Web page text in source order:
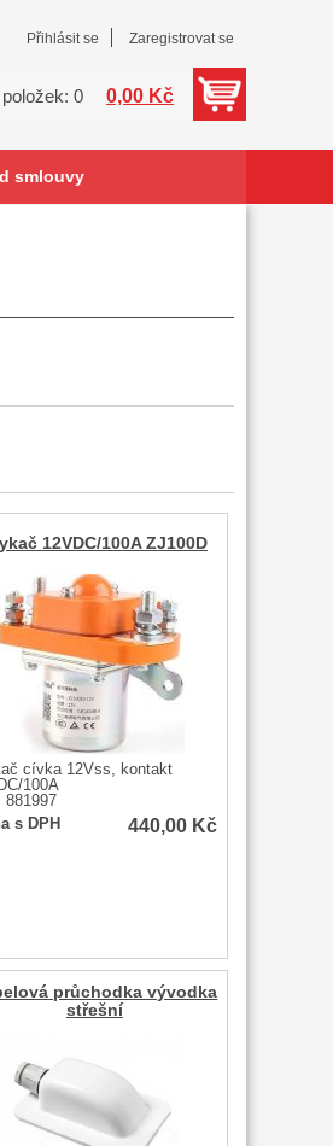
Přihlásit se Zaregistrovat se
0 0,00 Kč
smlouvy
12VDC/100A ZJ100D
cívka 12Vss, kontakt
100A
881997
s DPH
440,00 Kč
průchodka vývodka
střešní